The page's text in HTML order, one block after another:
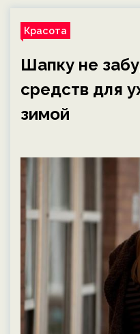
Красота
Шапку не
средств для
зимой